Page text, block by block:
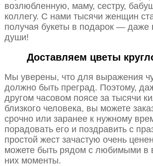
возлюбленную, маму, сестру,
коллегу. С нами тысячи женщин
получая букеты в подарок — даже
души!
Доставляем цветы
Мы уверены, что для выражения
должно быть преград. Поэтому,
другом часовом поясе за тысячи
близкого человека, вы можете
срочно или заранее к нужному
порадовать его и поздравить с
простой жест зачастую очень
можете быть рядом с любимыми в
них моменты.